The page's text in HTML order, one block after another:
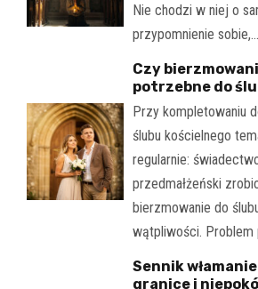
Nie chodzi w niej o
przypomnienie sobie,…
Czy
potrzebne do
Przy kompletowaniu
ślubu kościelnego
regularnie:
przedmałżeński
bierzmowanie do
wątpliwości. Problem
Sennik
granice i